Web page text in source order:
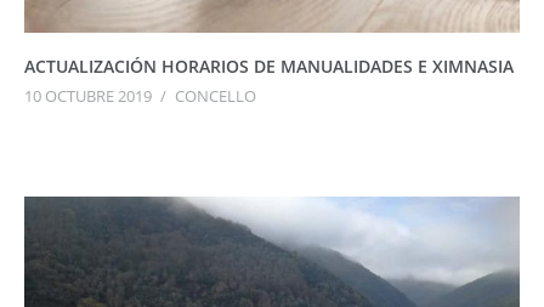
ACTUALIZACIÓN HORARIOS DE MANUALIDADES E XIMNASIA
10 OCTUBRE 2019 / CONCELLO